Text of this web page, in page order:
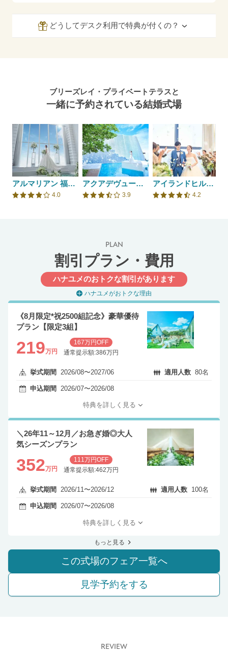
どうしてデスク利用で特典が付くの？
ブリーズレイ・プライベートテラスと
一緒に予約されている結婚式場
アルマリアン 福岡（ALMALIEN FUKUOKA）
口コミ評価
4.0
アクアデヴュー佐賀スィートテラス
口コミ評価
3.9
アイランドヒルズ迎賓館佐賀
口コミ評価
4.2
PLAN
割引プラン・費用
ハナユメのおトクな割引があります
ハナユメがおトクな理由
《8月限定*祝2500組記念》豪華優待
プラン【限定3組】
219万円
167万円OFF
通常提示額:386万円
挙式期間 2026/08〜2027/06 適用人数 80名
申込期間 2026/07〜2026/08
特典を詳しく見る
＼26年11～12月／お急ぎ婚◎大人
気シーズンプラン
352万円
111万円OFF
通常提示額:462万円
挙式期間 2026/11〜2026/12 適用人数 100名
申込期間 2026/07〜2026/08
特典を詳しく見る
もっと見る
この式場のフェア一覧へ
見学予約をする
REVIEW